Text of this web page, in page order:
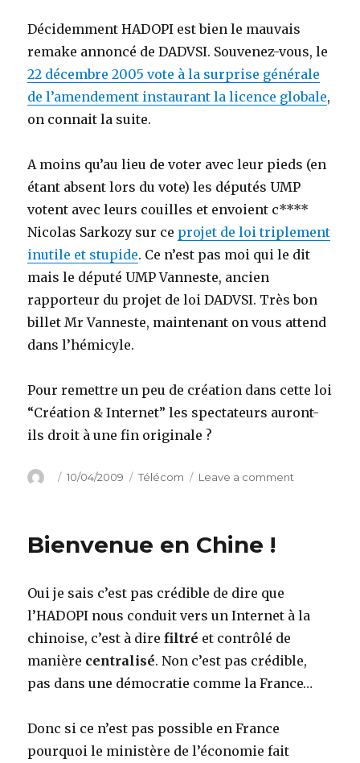
Décidemment HADOPI est bien le mauvais
remake annoncé de DADVSI. Souvenez-vous, le
22 décembre 2005 vote à la surprise générale
de l’amendement instaurant la licence globale,
on connait la suite.
A moins qu’au lieu de voter avec leur pieds (en
étant absent lors du vote) les députés UMP
votent avec leurs couilles et envoient c****
Nicolas Sarkozy sur ce projet de loi triplement
inutile et stupide. Ce n’est pas moi qui le dit
mais le député UMP Vanneste, ancien
rapporteur du projet de loi DADVSI. Très bon
billet Mr Vanneste, maintenant on vous attend
dans l’hémicyle.
Pour remettre un peu de création dans cette loi
“Création & Internet” les spectateurs auront-
ils droit à une fin originale ?
Author
Posted
10/04/2009 Categories
Télécom Leave a comment
Bienvenue en Chine !
Oui je sais c’est pas crédible de dire que
l’HADOPI nous conduit vers un Internet à la
chinoise, c’est à direfiltré et contrôlé de
manière centralisé. Non c’est pas crédible,
pas dans une démocratie comme la France…
Donc si ce n’est pas possible en France
pourquoi le ministère de l’économie fait